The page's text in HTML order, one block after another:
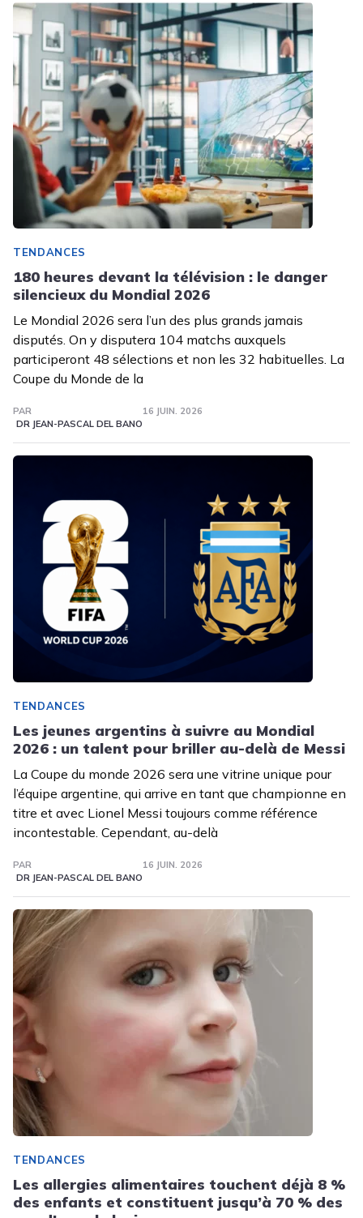
TENDANCES
180 heures devant la télévision : le danger
silencieux du Mondial 2026
Le Mondial 2026 sera l’un des plus grands jamais
disputés. On y disputera 104 matchs auxquels
participeront 48 sélections et non les 32 habituelles. La
Coupe du Monde de la
PAR
DR JEAN-PASCAL DEL BANO
16 JUIN. 2026
TENDANCES
Les jeunes argentins à suivre au Mondial
2026 : un talent pour briller au-delà de Messi
La Coupe du monde 2026 sera une vitrine unique pour
l’équipe argentine, qui arrive en tant que championne en
titre et avec Lionel Messi toujours comme référence
incontestable. Cependant, au-delà
PAR
DR JEAN-PASCAL DEL BANO
16 JUIN. 2026
TENDANCES
Les allergies alimentaires touchent déjà 8 %
des enfants et constituent jusqu’à 70 % des